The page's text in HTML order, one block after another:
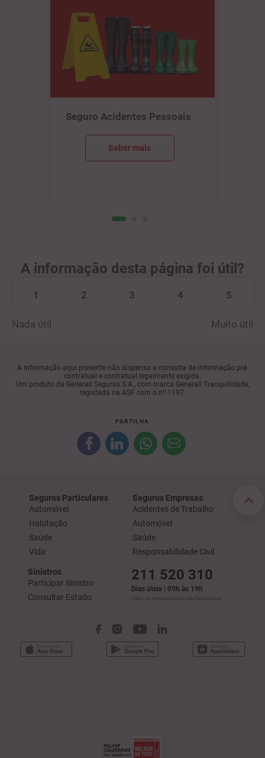
Seguro Acidentes Pessoais
Saber mais
A informação desta página foi útil?
Nada útil
1 2 3 4 5
Muito útil
A informação aqui presente não dispensa a consulta de informação pré-
contratual e contratual legalmente exigida.
Um produto da Generali Seguros S.A., com marca Generali Tranquilidade,
registada na ASF com o nº 1197.
PARTILHA
Seguros Particulares
Automóvel
Habitação
Saúde
Vida
Seguros Empresas
Acidentes de Trabalho
Automóvel
Saúde
Responsabilidade Civil
Sinistros
Participar Sinistro
Consultar Estado
211 520 310
Dias úteis | 09h às 19h
Custo de chamada para a rede fixa nacional